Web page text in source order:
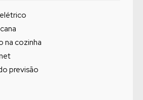
na cozinha
previsão